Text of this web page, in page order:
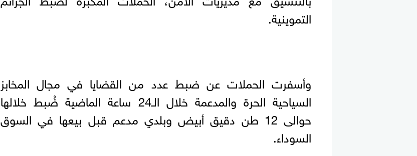
التموينية.
وأسفرت الحملات عن ضبط عدد من القضايا في مجال المخابز
السياحية الحرة والمدعمة خلال الـ24 ساعة الماضية ضُبط خلالها
حوالى 12 طن دقيق أبيض وبلدي مدعم قبل بيعها في السوق
السوداء.